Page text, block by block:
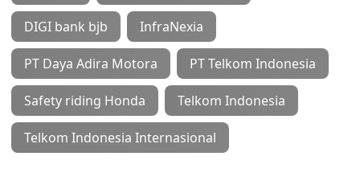
DIGI bank bjb InfraNexia
PT Daya Adira Motora PT Telkom Indonesia
Safety riding Honda Telkom Indonesia
Telkom Indonesia Internasional